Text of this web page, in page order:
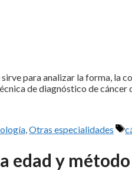
para analizar la forma, la
de diagnóstico de cáncer
Otras especialidades
edad y